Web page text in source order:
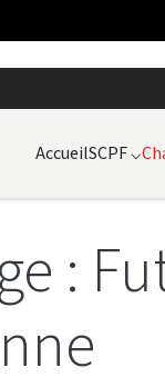
AccueilSCPF⌵
: